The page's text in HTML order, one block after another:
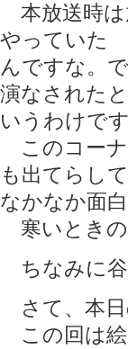
本放送時は
やっていた
んですな。
演なされたと
いうわけです
このコーナ
も出てらして
なかなか面
寒いとき
ちなみに谷
さて、本日
この回は絵